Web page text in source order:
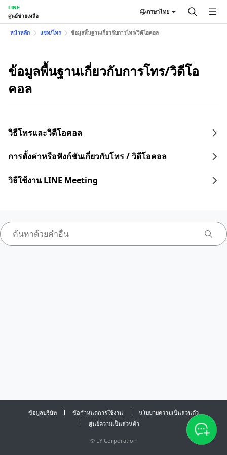
LINE
ศูนย์ช่วยเหลือ
ภาษาไทย
หน้าหลัก แชท/โทร ข้อมูลพื้นฐานเกี่ยวกับการโทร/วิดีโอคอล
ข้อมูลพื้นฐานเกี่ยวกับการโทร/วิดีโอ
คอล
วิธีโทรและวิดีโอคอล
การตั้งค่าหรือฟังก์ชันเกี่ยวกับโทร / วิดีโอคอล
วิธีใช้งาน LINE Meeting
ข้อมูลบริษัท ข้อกำหนดการใช้งาน
นโยบายความเป็นส่วนตัว
ศูนย์ความเป็นส่วนตัว
© LY Corporation